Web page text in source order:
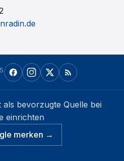
als bevorzugte Quelle bei
einrichten
merken →